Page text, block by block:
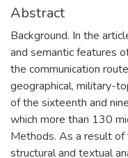
Abstract
Background. In the
and semantic features
the communication
geographical, military-
of the sixteenth and
which more than 130
Methods. As a result of
structural and textual